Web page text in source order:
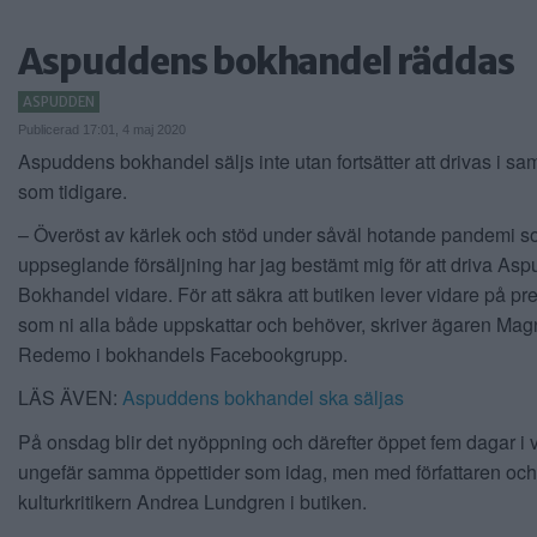
Aspuddens bokhandel räddas
ASPUDDEN
Publicerad 17:01, 4 maj 2020
Aspuddens bokhandel säljs inte utan fortsätter att drivas i
som tidigare.
– Överöst av kärlek och stöd under såväl hotande pandemi
uppseglande försäljning har jag bestämt mig för att driva
Bokhandel vidare. För att säkra att butiken lever vidare på
som ni alla både uppskattar och behöver, skriver ägaren
Redemo i bokhandels Facebookgrupp.
LÄS ÄVEN: Aspuddens bokhandel ska säljas
På onsdag blir det nyöppning och därefter öppet fem dagar i
ungefär samma öppettider som idag, men med författaren och
kulturkritikern Andrea Lundgren i butiken.